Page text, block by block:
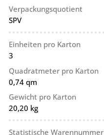
Verpackungsquotient
SPV
Einheiten pro Karton
3
Quadratmeter pro Karton
0,74 qm
Gewicht pro Karton
20,20 kg
Statistische Warennummer